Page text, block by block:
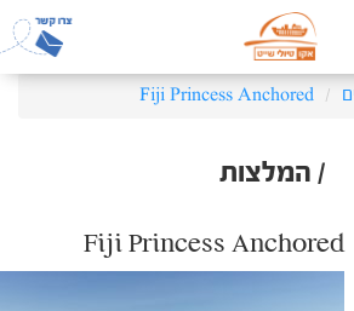
Fiji Princess Anchored
/ המלצות
Fiji Princess Anchored